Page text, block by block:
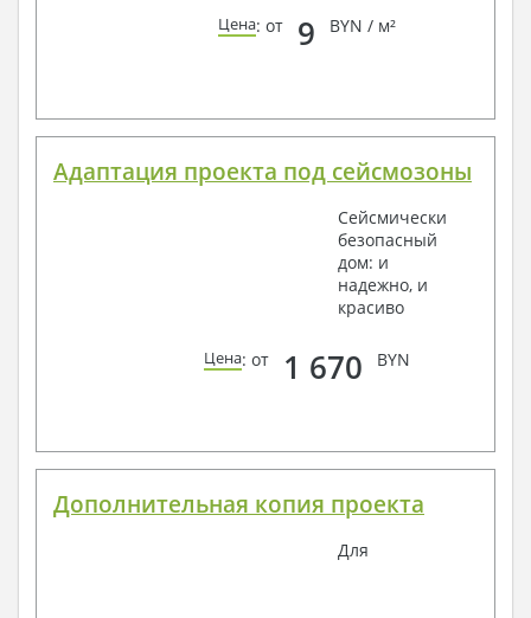
Цена: от 9 BYN / м²
Адаптация проекта под сейсмозоны
Сейсмически
безопасный
дом: и
надежно, и
красиво
Цена: от 1 670 BYN
Дополнительная копия проекта
Для